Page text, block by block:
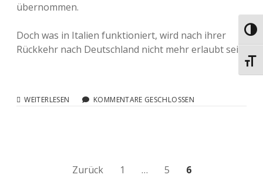
übernommen.
Doch was in Italien funktioniert, wird nach ihrer
Rückkehr nach Deutschland nicht mehr erlaubt sein.
WEITERLESEN HOMOEHEKOMMENTARE GESCHLOSSEN
Beitragsnavigation
Zurück 1 … 5 6